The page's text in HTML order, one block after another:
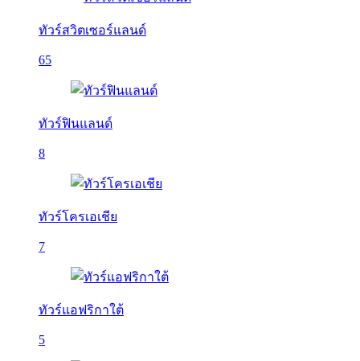
ทัวร์สวิตเซอร์แลนด์
65
ทัวร์ฟินแลนด์
8
ทัวร์โครเอเชีย
7
ทัวร์แอฟริกาใต้
5